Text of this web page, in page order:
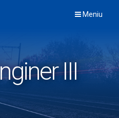
Meniu
III